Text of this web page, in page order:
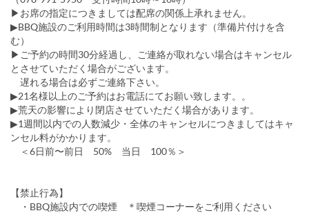
▶お席の指定につきましては配席の関係上承れません。
▶︎BBQ施設のご利用時間は3時間制となります（準備片付けを含
む）
▶ご予約の時間30分経過し、ご連絡が取れない場合はキャンセル
とさせていただく場合がございます。
遅れる場合は必ずご連絡下さい。
▶21名様以上のご予約はお電話にてお願い致します。。
▶荒天の影響により閉店させていただく場合があります。
▶1週間以内での人数減少・全体のキャンセルにつきましてはキャ
ンセル料がかかります。
＜6日前〜前日 50% 当日 100％＞
【禁止行為】
・BBQ施設内での喫煙 ＊喫煙コーナーをご利用ください